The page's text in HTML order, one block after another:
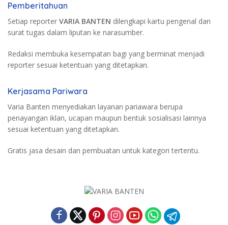
Pemberitahuan
Setiap reporter VARIA BANTEN dilengkapi kartu pengenal dan
surat tugas dalam liputan ke narasumber.
Redaksi membuka kesempatan bagi yang berminat menjadi
reporter sesuai ketentuan yang ditetapkan.
Kerjasama Pariwara
Varia Banten menyediakan layanan pariawara berupa
penayangan iklan, ucapan maupun bentuk sosialisasi lainnya
sesuai ketentuan yang ditetapkan.
Gratis jasa desain dan pembuatan untuk kategori tertentu.